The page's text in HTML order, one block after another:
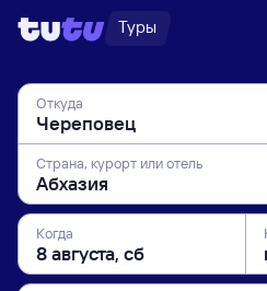
Туры
Откуда
Страна, курорт или отель
Когда